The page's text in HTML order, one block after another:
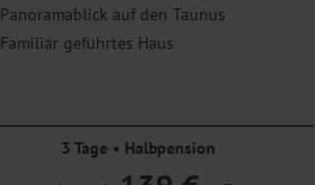
Panoramablick auf den Taunus
Familiär geführtes Haus
3 Tage • Halbpension